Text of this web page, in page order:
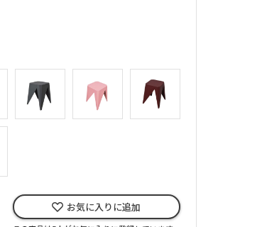
お気に入りに追加